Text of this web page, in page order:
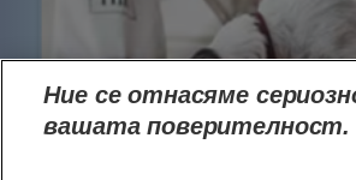
Ние се отнасяме
вашата поверителност.